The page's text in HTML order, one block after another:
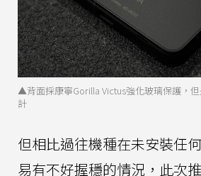
▲背面採康寧Gorilla Victus強化玻璃保護，
計
但相比過往機種在未安裝任
易有不好握穩的情況，此次